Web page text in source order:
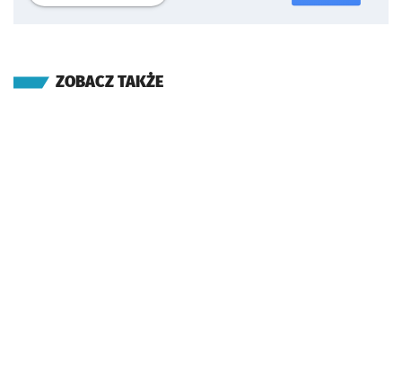
ZOBACZ TAKŻE